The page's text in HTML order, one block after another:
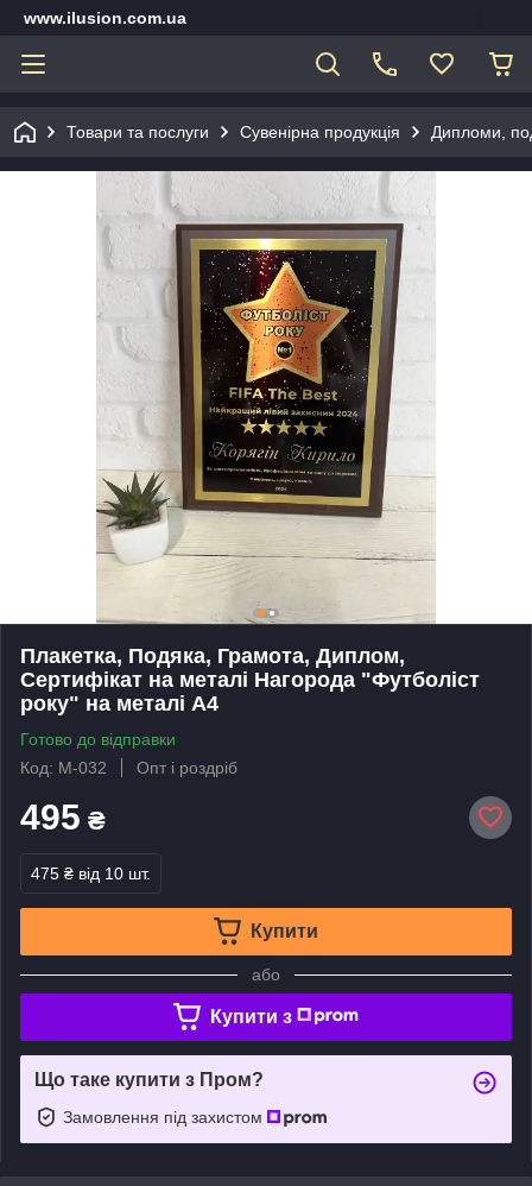
www.ilusion.com.ua
Товари та послуги Сувенірна продукція Дипломи,
Плакетка, Подяка, Грамота, Диплом,
Сертифікат на металі Нагорода "Футболіст
року" на металі А4
Готово до відправки
Код: М-032
Опт і роздріб
495 ₴
475 ₴ від 10 шт.
Купити
або
Купити з
Що таке купити з Пром?
Замовлення під захистом